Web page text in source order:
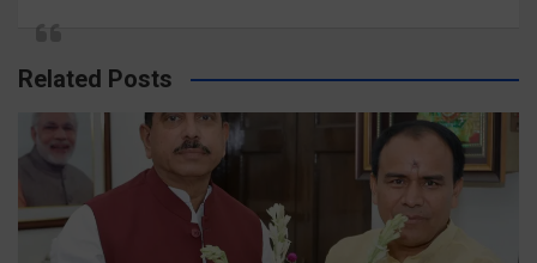
Related Posts